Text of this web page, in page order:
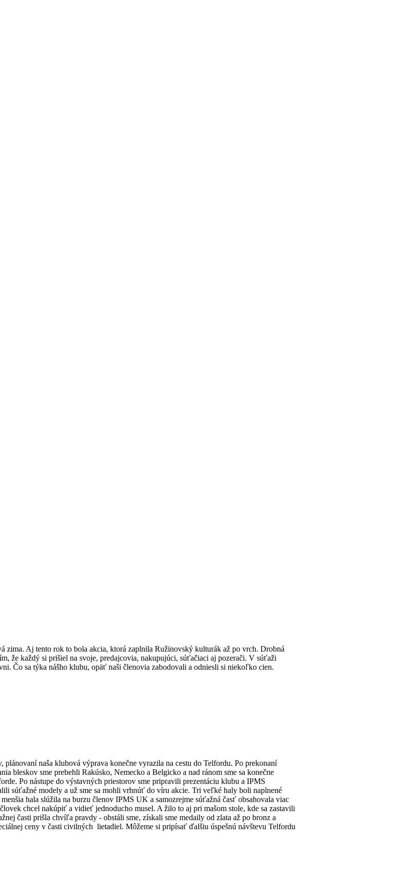
zima. Aj tento rok to bola akcia, ktorá zaplnila Ružinovský kulturák až po vrch. Drobná
že každý si prišiel na svoje, predajcovia, nakupujúci, súťačiaci aj pozerači. V súťaži
Čo sa týka nášho klubu, opäť naši členovia zabodovali a odniesli si niekoľko cien.
naša klubová výprava konečne vyrazila na cestu do Telfordu. Po prekonaní
bleskov sme prebehli Rakúsko, Nemecko a Belgicko a nad ránom sme sa konečne
Po nástupe do výstavných priestorov sme pripravili prezentáciu klubu a IPMS
súťažné modely a už sme sa mohli vrhnúť do víru akcie. Tri veľké haly boli naplnené
hala slúžila na burzu členov IPMS UK a samozrejme súťažná časť obsahovala viac
chcel nakúpiť a vidieť jednoducho musel. A žilo to aj pri mašom stole, kde sa zastavili
časti prišla chvíľa pravdy - obstáli sme, získali sme medaily od zlata až po bronz a
ceny v časti civilných lietadiel. Môžeme si pripísať ďalšiu úspešnú návštevu Telfordu